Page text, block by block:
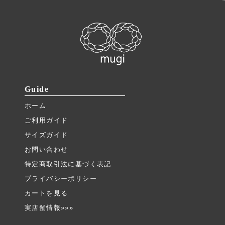
Guide
ホーム
ご利用ガイド
サイズガイド
お問い合わせ
特定商取引法に基づく表記
プライバシーポリシー
カートを見る
実店舗情報»»»